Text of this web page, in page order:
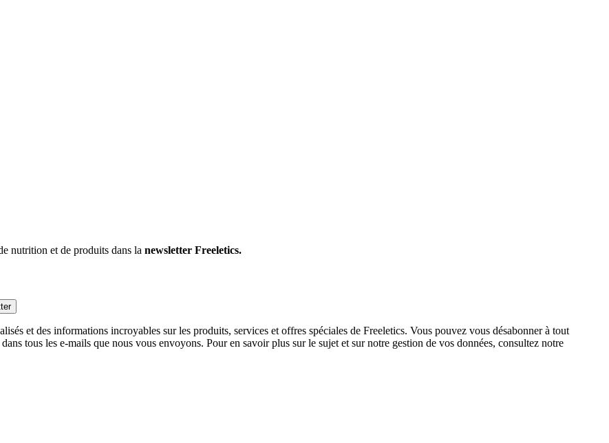
nutrition et de produits dans la newsletter Freeletics.
et des informations incroyables sur les produits, services et offres spéciales de Freeletics. Vous pouvez vous désabonner à tout
tous les e-mails que nous vous envoyons. Pour en savoir plus sur le sujet et sur notre gestion de vos données, consultez notre